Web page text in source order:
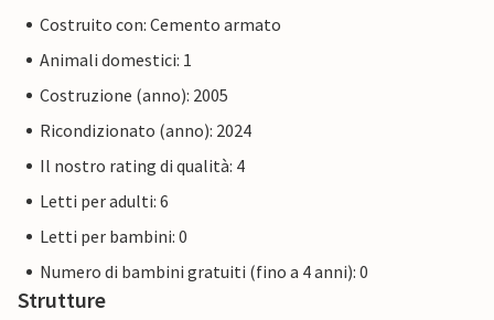
Costruito con: Cemento armato
Animali domestici: 1
Costruzione (anno): 2005
Ricondizionato (anno): 2024
Il nostro rating di qualità: 4
Letti per adulti: 6
Letti per bambini: 0
Numero di bambini gratuiti (fino a 4 anni): 0
Strutture